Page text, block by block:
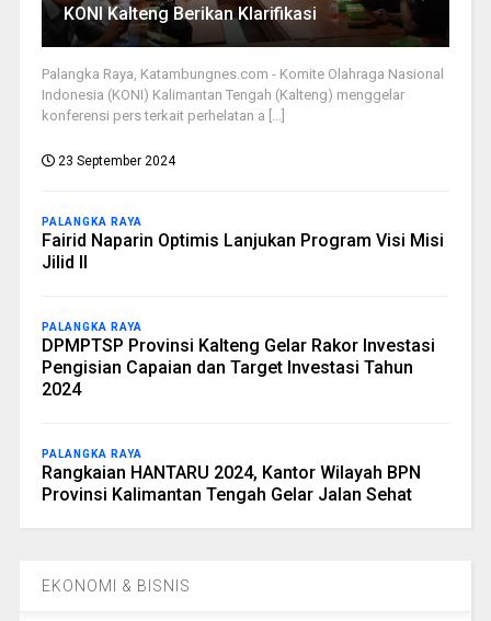
KONI Kalteng Berikan Klarifikasi
Palangka Raya, Katambungnes.com - Komite Olahraga Nasional
Indonesia (KONI) Kalimantan Tengah (Kalteng) menggelar
konferensi pers terkait perhelatan a [...]
23 September 2024
PALANGKA RAYA
Fairid Naparin Optimis Lanjukan Program Visi Misi
Jilid II
PALANGKA RAYA
DPMPTSP Provinsi Kalteng Gelar Rakor Investasi
Pengisian Capaian dan Target Investasi Tahun
2024
PALANGKA RAYA
Rangkaian HANTARU 2024, Kantor Wilayah BPN
Provinsi Kalimantan Tengah Gelar Jalan Sehat
EKONOMI & BISNIS